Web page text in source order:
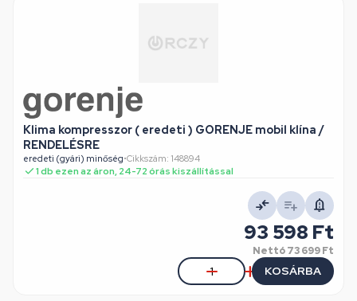
Klima kompresszor ( eredeti ) GORENJE mobil klína /
RENDELÉSRE
eredeti (gyári) minőség•Cikkszám: 148894
1 db ezen az áron, 24-72 órás kiszállítással
93 598 Ft
Nettó73 699 Ft
KOSÁRBA